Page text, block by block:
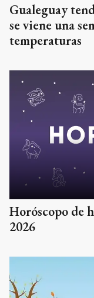
Gualeguay
se viene una
temperaturas
Horóscopo de
2026